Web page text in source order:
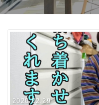
2020.02.29